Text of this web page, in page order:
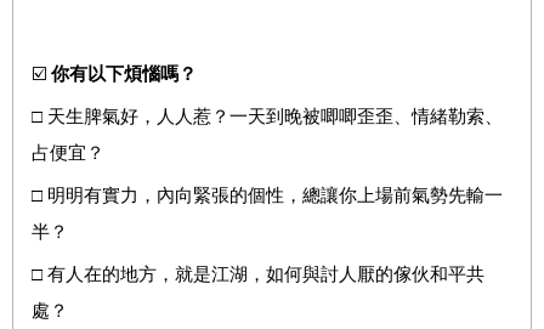
☑️ 你有以下煩惱嗎？
□ 天生脾氣好，人人惹？一天到晚被唧唧歪歪、情緒勒索、
占便宜？
□ 明明有實力，內向緊張的個性，總讓你上場前氣勢先輸一
半？
□ 有人在的地方，就是江湖，如何與討人厭的傢伙和平共
處？